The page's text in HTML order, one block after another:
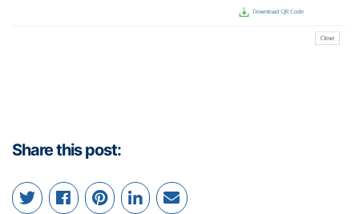
Share this post: